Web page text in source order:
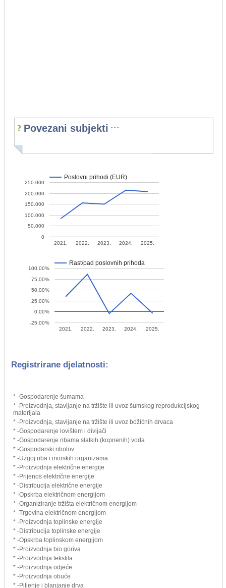
Povezani subjekti ...
Poslovni prihodi (EUR)
2021. 2022. 2023. 2024. 2025.
0
50.000
100.000
150.000
200.000
250.000
Rast/pad poslovnih prihoda
2021. 2022. 2023. 2024. 2025.
-25,00%
0,00%
25,00%
50,00%
75,00%
100,00%
Registrirane djelatnosti:
* -Gospodarenje šumama
* -Proizvodnja, stavljanje na tržište ili uvoz šumskog reprodukcijskog
materijala
* -Proizvodnja, stavljanje na tržište ili uvoz božićnih drvaca
* -Gospodarenje lovištem i divljači
* -Gospodarenje ribama slatkih (kopnenih) voda
* -Gospodarski ribolov
* -Uzgoj riba i morskih organizama
* -Proizvodnja električne energije
* -Prijenos električne energije
* -Distribucija električne energije
* -Opskrba električnom energijom
* -Organiziranje tržišta električnom energijom
* -Trgovina električnom energijom
* -Proizvodnja toplinske energije
* -Distribucija toplinske energije
* -Opskrba toplinskom energijom
* -Proizvodnja bio goriva
* -Proizvodnja tekstila
* -Proizvodnja odjeće
* -Proizvodnja obuće
* -Piljenje i blanjanje drva